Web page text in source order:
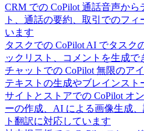
CRM での CoPilot 通話音声から
ト、通話の要約、取引でのフ
います
タスクでの CoPilot AI でタスク
ックリスト、コメントを生成で
チャットでの CoPilot 無限のア
テキストの生成やブレインスト
サイトとストアでの CoPilot オ
ーの作成、AI による画像生成
ト翻訳に対応しています